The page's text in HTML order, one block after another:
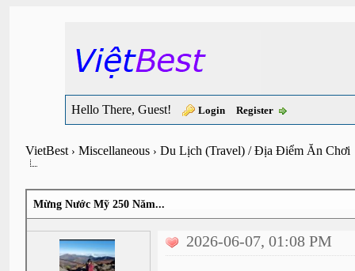
Hello There, Guest! Login Register
VietBest›Miscellaneous ›Du Lịch (Travel) / Địa Điểm Ăn Chơi
Mừng Nước Mỹ 250 Năm...
2026-06-07, 01:08 PM